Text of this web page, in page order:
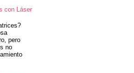
con Láser
pero
no